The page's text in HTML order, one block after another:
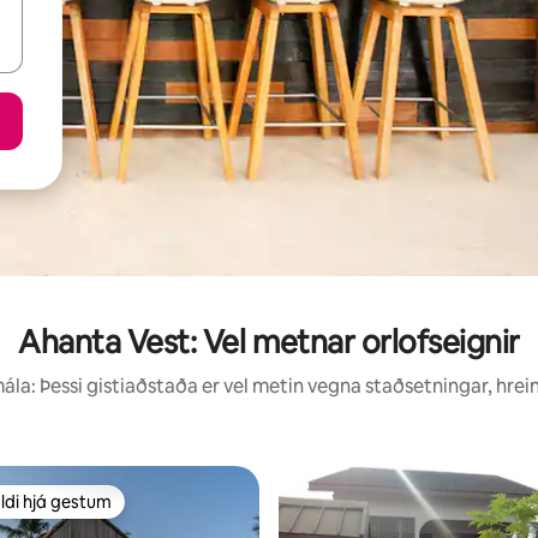
Ahanta Vest: Vel metnar orlofseignir
Þessi gistiaðstaða er vel metin vegna staðsetningar,
hjá gestum
hjá gestum